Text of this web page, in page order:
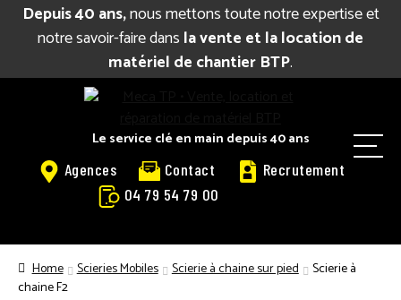
Depuis 40 ans,nous mettons toute notre expertise et
notre savoir-faire dans la vente et la location de
matériel de chantier BTP.
navigation
Le service clé en main depuis 40 ans
Agences Contact
Recrutement
04 79 54 79 00
M
BIENVENUE
CATALOGUE LOCATION
Home Scieries Mobiles Scierie à chaine sur pied
Scierie à
chaine F2